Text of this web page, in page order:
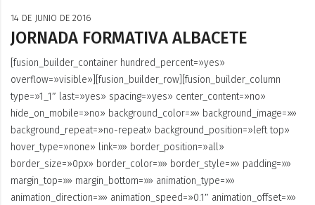
14 DE JUNIO DE 2016
JORNADA FORMATIVA ALBACETE
[fusion_builder_container hundred_percent=»yes»
overflow=»visible»][fusion_builder_row][fusion_builder_column
type=»1_1″ last=»yes» spacing=»yes» center_content=»no»
hide_on_mobile=»no» background_color=»» background_image=»»
background_repeat=»no-repeat» background_position=»left top»
hover_type=»none» link=»» border_position=»all»
border_size=»0px» border_color=»» border_style=»» padding=»»
margin_top=»» margin_bottom=»» animation_type=»»
animation_direction=»» animation_speed=»0.1″ animation_offset=»»